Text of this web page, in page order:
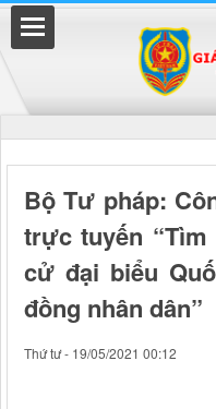
Bộ Tư pháp:
trực tuyến “Tìm
cử đại biểu
đồng nhân dân”
Thứ tư - 19/05/2021 00:12
Đã kết nối EMC